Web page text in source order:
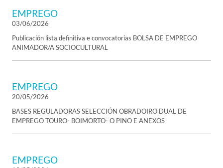
EMPREGO
03/06/2026
Publicación lista definitiva e convocatorias BOLSA DE EMPREGO
ANIMADOR/A SOCIOCULTURAL
EMPREGO
20/05/2026
BASES REGULADORAS SELECCIÓN OBRADOIRO DUAL DE
EMPREGO TOURO- BOIMORTO- O PINO E ANEXOS
EMPREGO